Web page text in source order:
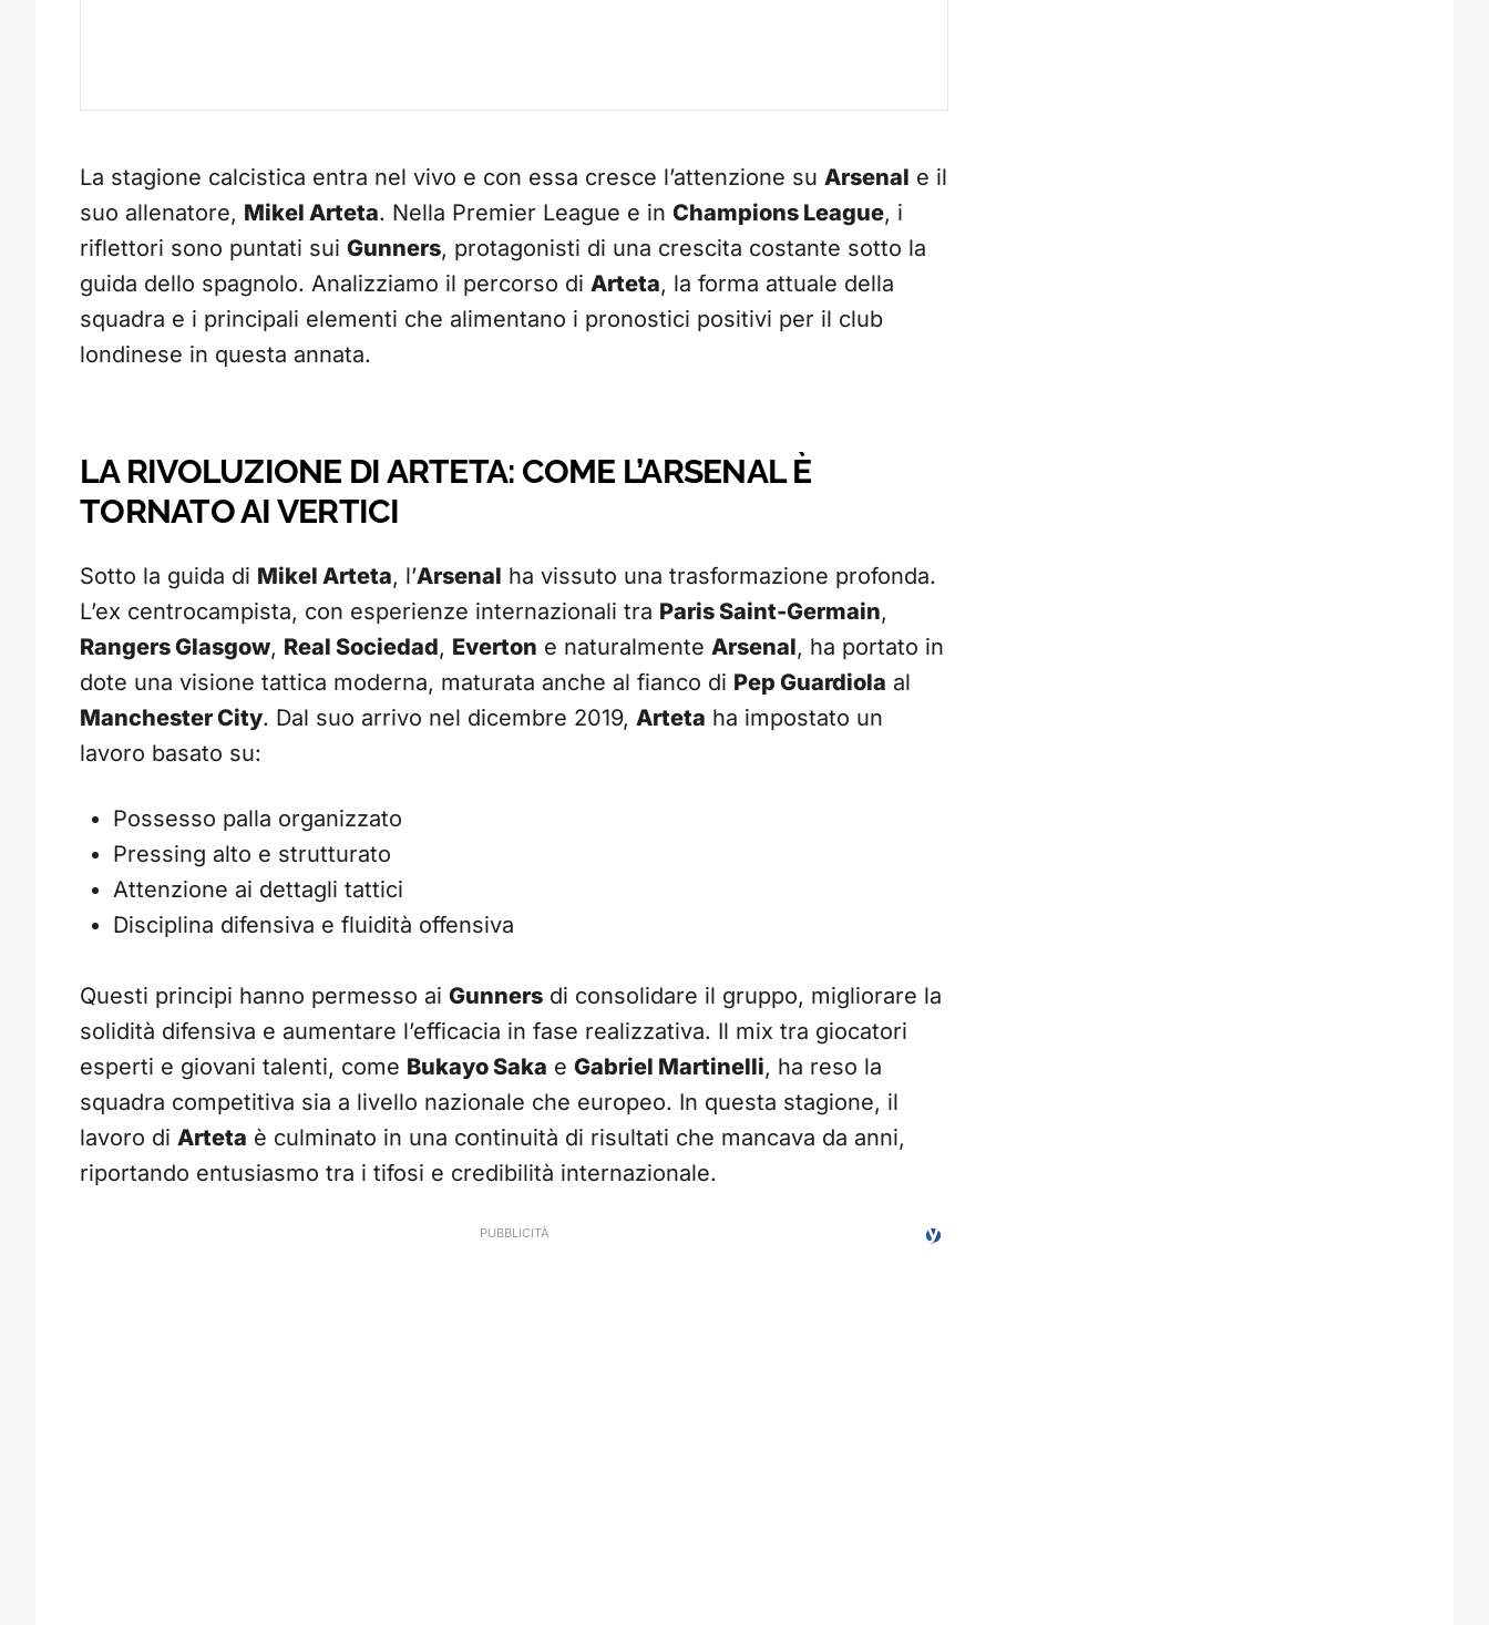
La stagione calcistica entra nel vivo e con essa cresce l’attenzione su Arsenal e il
suo allenatore, Mikel Arteta. Nella Premier League e in Champions League, i
riflettori sono puntati sui Gunners, protagonisti di una crescita costante sotto la
guida dello spagnolo. Analizziamo il percorso di Arteta, la forma attuale della
squadra e i principali elementi che alimentano i pronostici positivi per il club
londinese in questa annata.
LA RIVOLUZIONE DI ARTETA: COME L’ARSENAL È
TORNATO AI VERTICI
Sotto la guida di Mikel Arteta, l’Arsenal ha vissuto una trasformazione profonda.
L’ex centrocampista, con esperienze internazionali tra Paris Saint-Germain,
Rangers Glasgow, Real Sociedad, Everton e naturalmente Arsenal, ha portato in
dote una visione tattica moderna, maturata anche al fianco di Pep Guardiola al
Manchester City. Dal suo arrivo nel dicembre 2019, Arteta ha impostato un
lavoro basato su:
Possesso palla organizzato
Pressing alto e strutturato
Attenzione ai dettagli tattici
Disciplina difensiva e fluidità offensiva
Questi principi hanno permesso ai Gunners di consolidare il gruppo, migliorare la
solidità difensiva e aumentare l’efficacia in fase realizzativa. Il mix tra giocatori
esperti e giovani talenti, come Bukayo Saka e Gabriel Martinelli, ha reso la
squadra competitiva sia a livello nazionale che europeo. In questa stagione, il
lavoro di Arteta è culminato in una continuità di risultati che mancava da anni,
riportando entusiasmo tra i tifosi e credibilità internazionale.